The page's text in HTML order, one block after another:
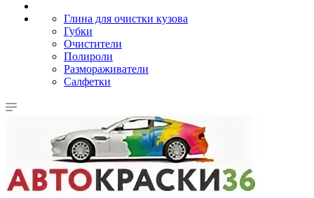
Глина для очистки кузова
Губки
Очистители
Полироли
Размораживатели
Салфетки